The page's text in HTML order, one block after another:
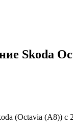
Skoda
(Octavia (A8)) с